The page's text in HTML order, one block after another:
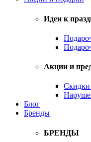
Идеи к
Акции и
Скидки
Блог
Бренды
БРЕНДЫ